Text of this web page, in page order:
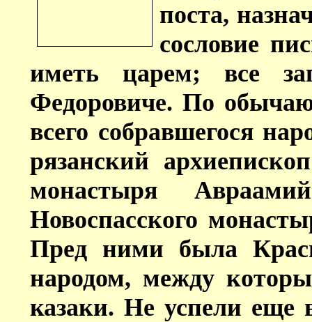
поста,
сословие
иметь царем; все
Федоровиче. По
всего собравшегося
рязанский
монастыря
Новоспасского
Пред ними была
народом, между
казаки. Не успели еще